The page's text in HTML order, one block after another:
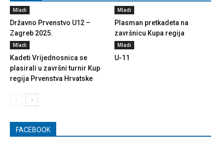
Mladi
Državno Prvenstvo U12 –
Zagreb 2025.
Mladi
Plasman pretkadeta na
završnicu Kupa regija
Mladi
Kadeti Vrijednosnica se
plasirali u završni turnir Kup
regija Prvenstva Hrvatske
Mladi
U-11
FACEBOOK